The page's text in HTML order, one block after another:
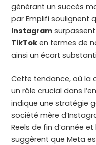
générant un succès
par Emplifi soulignent
Instagram
TikTok en termes de
ainsi un écart
Cette tendance, où la
un rôle crucial dans
indique une stratégie
société mère
Reels de fin d’année
suggèrent que Meta